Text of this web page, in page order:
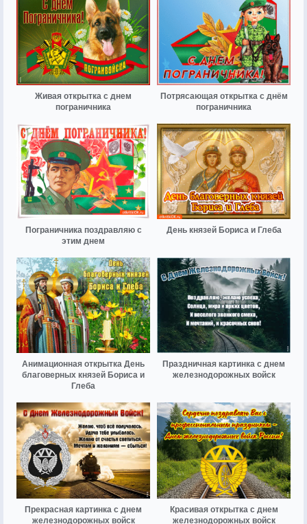
Живая открытка с днем
пограничника
Потрясающая открытка с днём
пограничника
Пограничника поздравляю с
этим днем
День князей Бориса и Глеба
Анимационная открытка День
благоверных князей Бориса и
Глеба
Праздничная картинка с днем
железнодорожных войск
Прекрасная картинка с днем
железнодорожных войск
Красивая открытка с днем
железнодорожных войск